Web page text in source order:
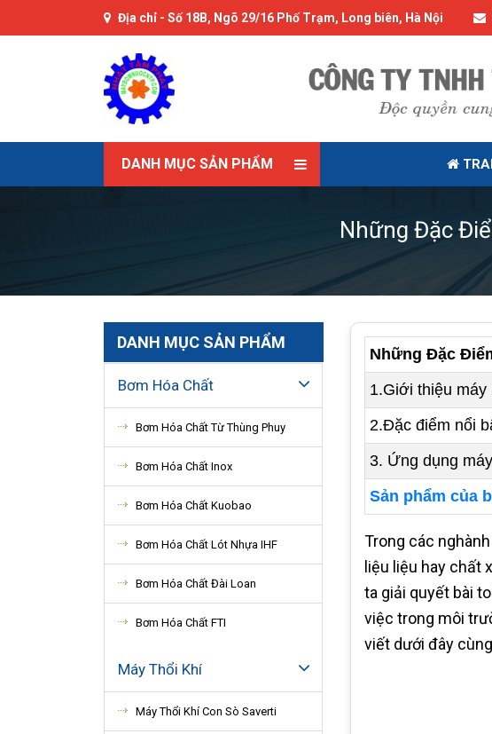
Địa chỉ - Số 18B, Ngõ 29/16 Phố Trạm, Long biên, Hà Nội
DANH MỤC SẢN PHẨM
Những Đặc
DANH MỤC SẢN PHẨM
Bơm Hóa Chất
Bơm Hóa Chất Từ Thùng Phuy
Bơm Hóa Chất Inox
Bơm Hóa Chất Kuobao
Bơm Hóa Chất Lót Nhựa IHF
Bơm Hóa Chất Đài Loan
Bơm Hóa Chất FTI
Máy Thổi Khí
Máy Thổi Khí Con Sò Saverti
Những Đặc
1.Giới thiệu
2.Đặc điểm nổi
3. Ứng dụng
Sản phẩm của
Trong các
liệu liệu hay chất
ta giải quyết bài
việc trong môi
viết dưới đây cùng